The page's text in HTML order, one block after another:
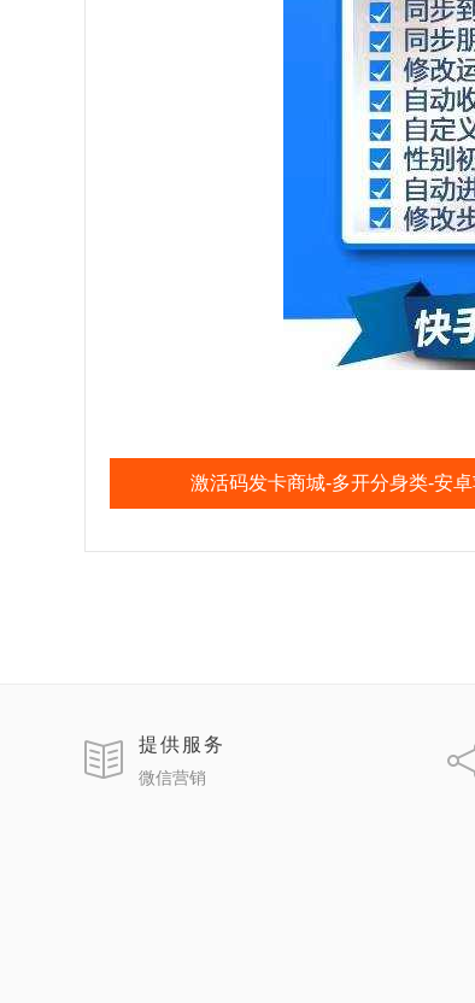
激活码发卡商城-多开分身类-安
提供服务
微信营销